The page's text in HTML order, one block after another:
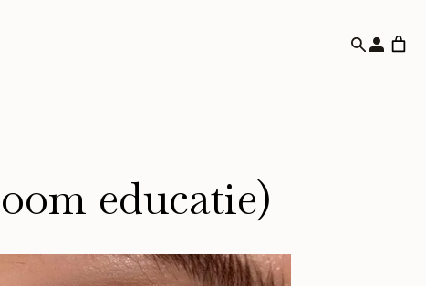
educatie)